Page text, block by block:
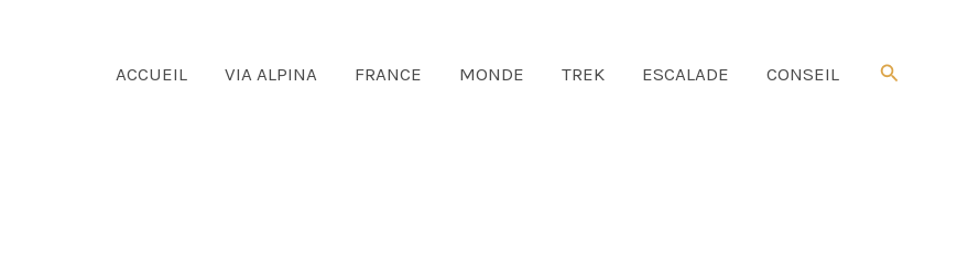
ACCUEIL VIA ALPINA FRANCE MONDE TREK ESCALADE CONSEIL Rechercher